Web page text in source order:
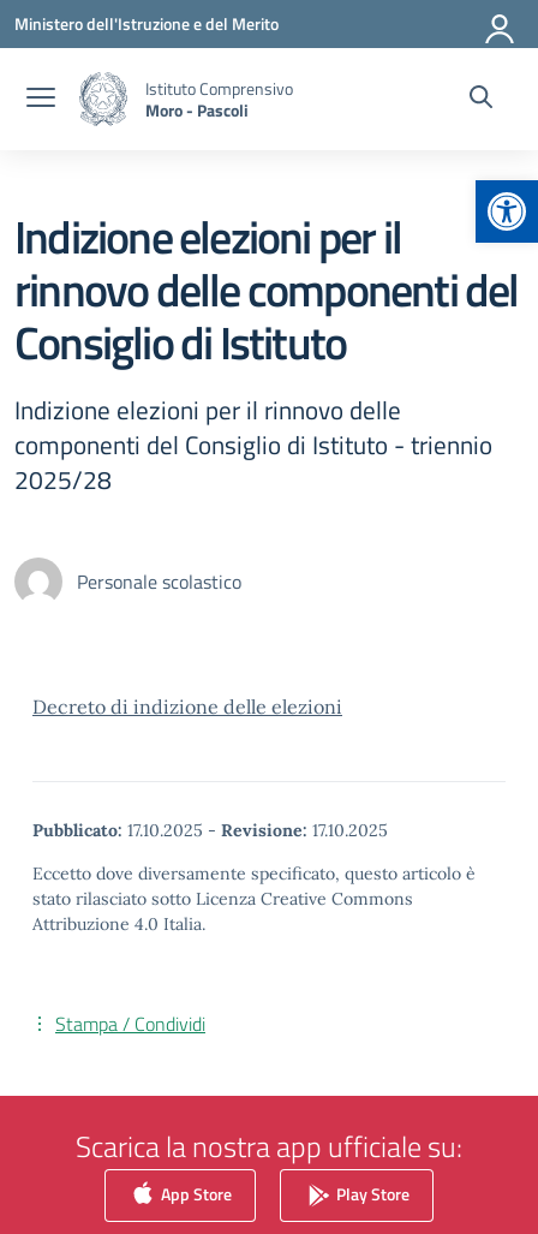
Vai ai contenuti
Vai al menu di navigazione
Vai al footer
Ministero dell'Istruzione e del Merito
Istituto Comprensivo
Moro - Pascoli
Indizione elezioni per il
rinnovo delle componenti del
Consiglio di Istituto
Indizione elezioni per il rinnovo delle
componenti del Consiglio di Istituto - triennio
2025/28
Personale scolastico
Decreto di indizione delle elezioni
Pubblicato: 17.10.2025 - Revisione: 17.10.2025
Eccetto dove diversamente specificato, questo articolo è
stato rilasciato sotto Licenza Creative Commons
Attribuzione 4.0 Italia.
Stampa / Condividi
Scarica la nostra app ufficiale su:
App Store Play Store